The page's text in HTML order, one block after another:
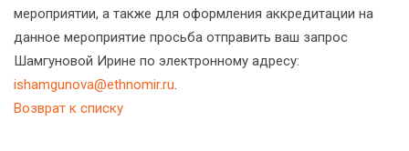
мероприятии, а также для оформления аккредитации на
данное мероприятие просьба отправить ваш запрос
Шамгуновой Ирине по электронному адресу:
ishamgunova@ethnomir.ru.
Возврат к списку